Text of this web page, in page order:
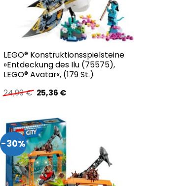
LEGO® Konstruktionsspielsteine
»Entdeckung des Ilu (75575),
LEGO® Avatar«, (179 St.)
24,99€ Ursprünglicher
Preis
25,36 €Aktueller
-30%